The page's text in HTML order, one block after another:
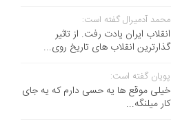
محمد آدمیرال گفته است:
انقلاب ایران یادت رفت. از تاثیر
گذارترین انقلاب های تاریخ روی...
پویان گفته است:
خیلی موقع ها یه حسی دارم که یه جای
کار میلنگه...